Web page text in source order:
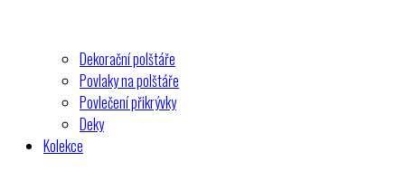
Dekorační polštáře
Povlaky na polštáře
Povlečení přikrývky
Deky
Kolekce